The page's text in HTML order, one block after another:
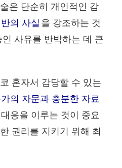
은 단순히 개인적인 감
의 사실 을 강조하는 것
사유를 반박하는 데 큰
혼자서 감당할 수 있는
의 자문과 충분한 자료
응을 이루는 것이 중요
권리를 지키기 위해 최